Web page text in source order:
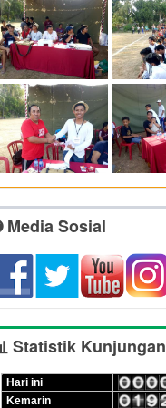
Media Sosial
Statistik Kunjungan
Hari ini
Kemarin